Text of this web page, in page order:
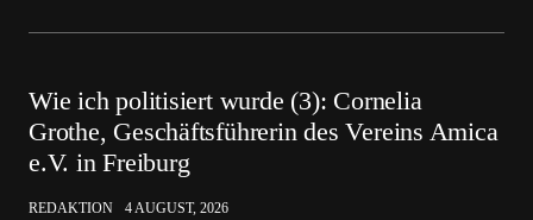
Wie ich politisiert wurde (3): Cornelia
Grothe, Geschäftsführerin des Vereins Amica
e.V. in Freiburg
REDAKTION 4 AUGUST, 2026